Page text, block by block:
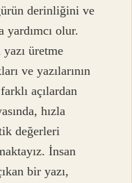
derinliğini ve
yardımcı olur.
üretme
ve yazılarının
açılardan
hızla
değerleri
İnsan
bir yazı,